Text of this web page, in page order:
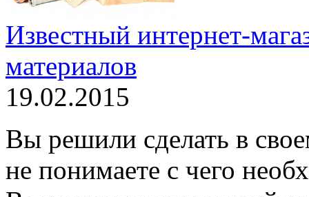
Известный интернет-
материалов
19.02.2015
Вы решили сделать в
не понимаете с чего